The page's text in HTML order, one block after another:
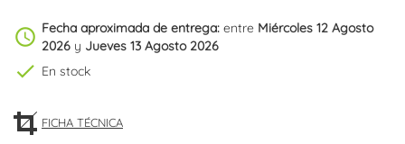
schedule Fecha aproximada de entrega: entre Miércoles 12 Agosto
2026 y Jueves 13 Agosto 2026
check En stock
FICHA TÉCNICA